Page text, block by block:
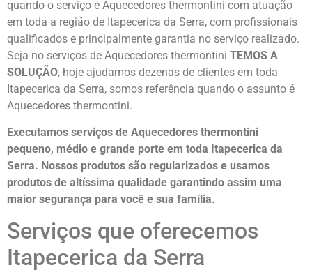
quando o serviço é Aquecedores thermontini com atuação
em toda a região de Itapecerica da Serra, com profissionais
qualificados e principalmente garantia no serviço realizado.
Seja no serviços de Aquecedores thermontini TEMOS A
SOLUÇÃO, hoje ajudamos dezenas de clientes em toda
Itapecerica da Serra, somos referência quando o assunto é
Aquecedores thermontini.
Executamos serviços de Aquecedores thermontini
pequeno, médio e grande porte em toda Itapecerica da
Serra. Nossos produtos são regularizados e usamos
produtos de altíssima qualidade garantindo assim uma
maior segurança para você e sua família.
Serviços que oferecemos
Itapecerica da Serra